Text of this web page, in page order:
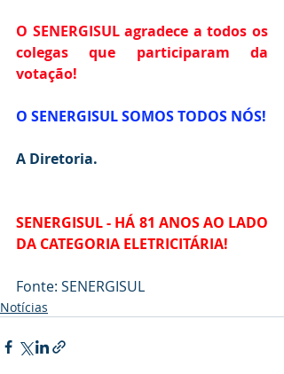
O SENERGISUL agradece a todos os
colegas que participaram da
votação!
O SENERGISUL SOMOS TODOS NÓS!
A Diretoria.
SENERGISUL - HÁ 81 ANOS AO LADO
DA CATEGORIA ELETRICITÁRIA!
Fonte: SENERGISUL
Notícias